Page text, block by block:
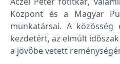
Központ és a Magyar
munkatársai. A
kezdetért, az elmúlt
a jövőbe vetett